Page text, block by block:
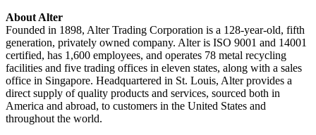
About Alter
Founded in 1898, Alter Trading Corporation is a 128-year-old, fifth
generation, privately owned company. Alter is ISO 9001 and 14001
certified, has 1,600 employees, and operates 78 metal recycling
facilities and five trading offices in eleven states, along with a sales
office in Singapore. Headquartered in St. Louis, Alter provides a
direct supply of quality products and services, sourced both in
America and abroad, to customers in the United States and
throughout the world.